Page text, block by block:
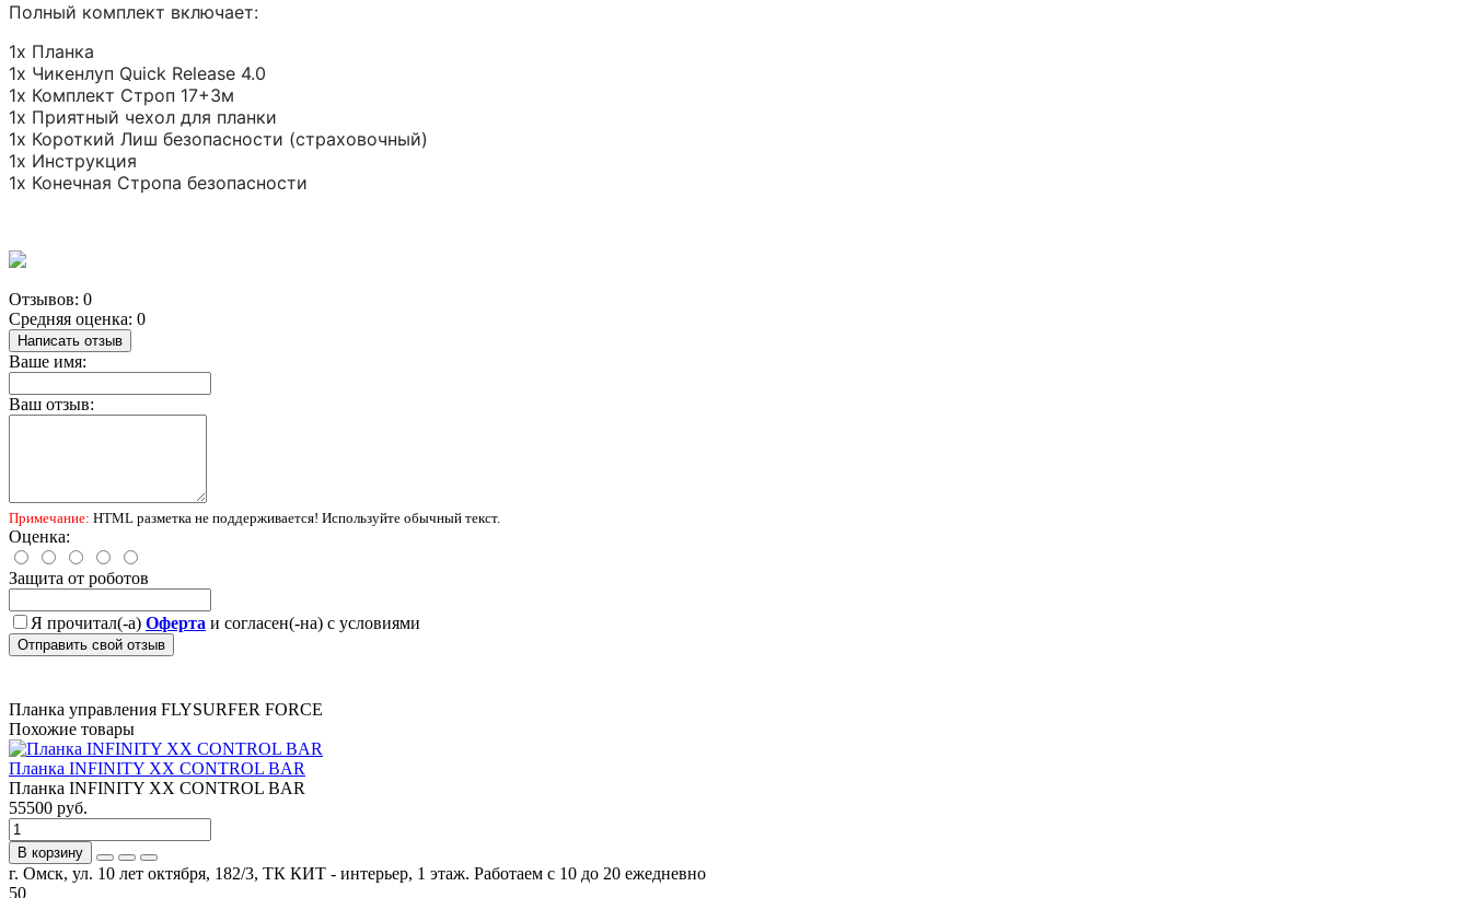
Полный комплект включает:
1х Планка
1х Чикенлуп Quick Release 4.0
1х Комплект Строп 17+3м
1х Приятный чехол для планки
1х Короткий Лиш безопасности (страховочный)
1х Инструкция
1х Конечная Стропа безопасности
Отзывов: 0
Средняя оценка: 0
Написать отзыв
Ваше имя:
Ваш отзыв:
Примечание: HTML разметка не поддерживается! Используйте обычный текст.
Оценка:
Защита от роботов
Я прочитал(-а) Оферта и согласен(-на) с условиями
Отправить свой отзыв
Планка управления FLYSURFER FORCE
Похожие товары
Планка INFINITY XX CONTROL BAR
Планка INFINITY XX CONTROL BAR
55500 руб.
В корзину
г. Омск, ул. 10 лет октября, 182/3, ТК КИТ - интерьер, 1 этаж. Работаем с 10 до 20 ежедневно
50